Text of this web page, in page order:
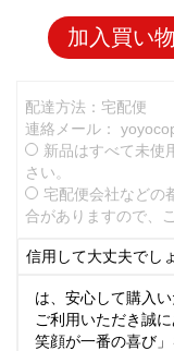
加入買い
配達方法：宅配便
連絡メール：
新品はすべて未使
さい。
宅配便会社などの
合がありますので、
信用して大丈夫でし
は、安心して購入
ご利用いただき誠
笑顔が一番の喜び